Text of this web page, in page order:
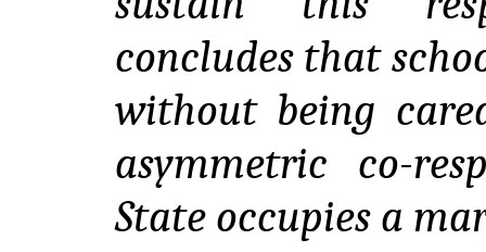
concludes that
without being
asymmetric co-
State occupies a